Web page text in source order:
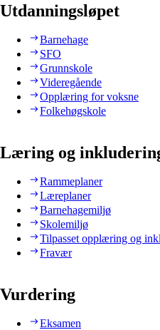
Utdanningsløpet
Barnehage
SFO
Grunnskole
Videregående
Opplæring for voksne
Folkehøgskole
Læring og
Rammeplaner
Læreplaner
Barnehagemiljø
Skolemiljø
Tilpasset opplæring og
Fravær
Vurdering
Eksamen